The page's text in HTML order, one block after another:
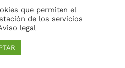
que permiten el
de los servicios
legal